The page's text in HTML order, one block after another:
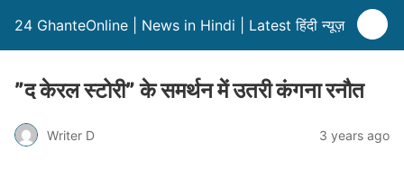
24 GhanteOnline | News in Hindi | Latest हिंदी न्यूज़
”द केरल स्टोरी” के समर्थन में उतरी कंगना रनौत
Writer D 3 years ago